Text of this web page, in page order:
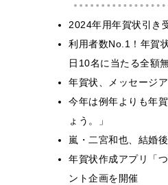
2024年用年賀状引き
利用者数No.1！年賀
日10名に当たる全額
年賀状、メッセージ
今年は例年よりも年
ょう。」
嵐・二宮和也、結婚
年賀状作成アプリ「
ント企画を開催